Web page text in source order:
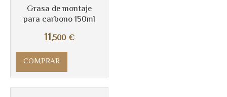
Grasa de montaje
para carbono 150ml
11,500 €
COMPRAR